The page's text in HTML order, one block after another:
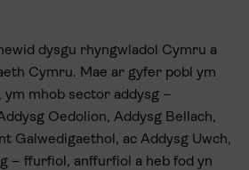
dysgu rhyngwladol Cymru a
Cymru. Mae ar gyfer pobl ym
ym mhob sector addysg –
Oedolion, Addysg Bellach,
Galwedigaethol, ac Addysg Uwch,
– ffurfiol, anffurfiol a heb fod yn